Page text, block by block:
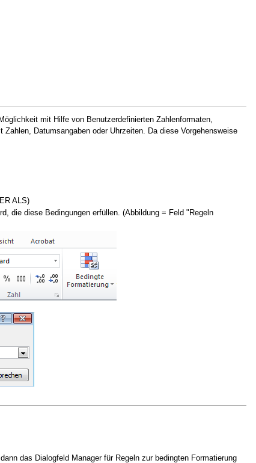
mit Hilfe von Benutzerdefinierten Zahlenformaten,
Datumsangaben oder Uhrzeiten. Da diese Vorgehensweise
ALS)
die diese Bedingungen erfüllen. (Abbildung = Feld "Regeln
das Dialogfeld Manager für Regeln zur bedingten Formatierung